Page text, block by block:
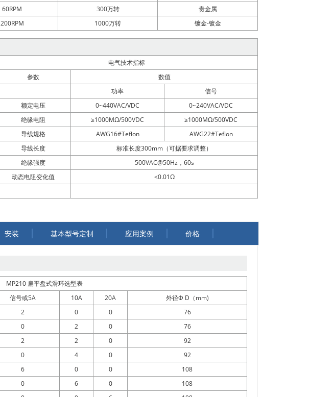
60RPM 300万转
贵金属
200RPM 1000万转 镀金-镀金
电气技术指标
参数
数值
功率
信号
额定电压 0~440VAC/VDC
0~240VAC/VDC
绝缘电阻 ≥1000MΩ/500VDC
≥1000MΩ/500VDC
导线规格 AWG16#Teflon
AWG22#Teflon
导线长度
标准长度300mm（可据要求调整）
绝缘强度
500VAC@50Hz，60s
动态电阻变化值
<0.01Ω
安装 基本型号定制 应用案例 价格
MP210 扁平盘式滑环选型表
信号或5A 10A 20A
外径Φ D（mm)
2 0 0
76
0 2 0
76
2 2 0
92
0 4 0
92
6 0 0
108
0 6 0
108